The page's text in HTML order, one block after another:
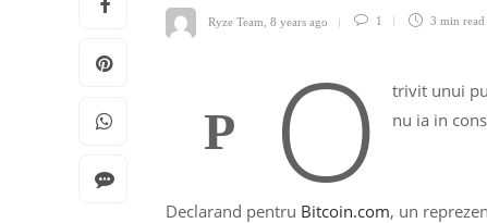
Ryze Team 8 years ago 1 3 min read
P o
trivit unui
nu ia in
Declarand pentru Bitcoin.com, un